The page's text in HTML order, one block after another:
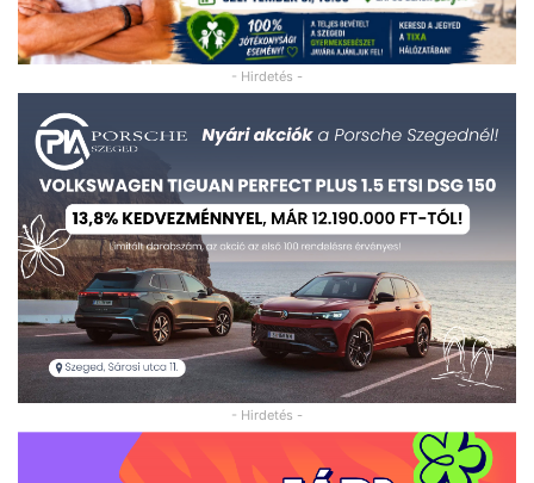
- Hirdetés -
- Hirdetés -